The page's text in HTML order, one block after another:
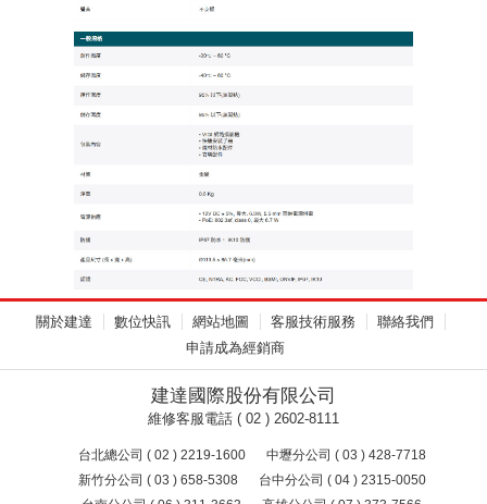
關於建達 數位快訊 網站地圖 客服技術服務
聯絡我們
申請成為經銷商
建達國際股份有限公司
維修客服電話 ( 02 ) 2602-8111
台北總公司 ( 02 ) 2219-1600
中壢分公司 ( 03 ) 428-7718
新竹分公司 ( 03 ) 658-5308
台中分公司 ( 04 ) 2315-0050